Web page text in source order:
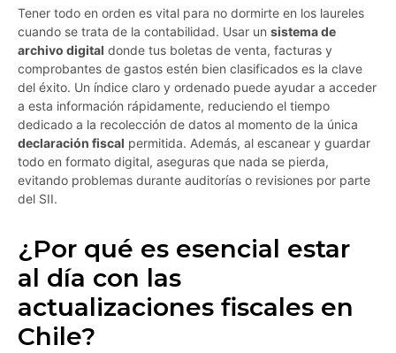
Tener todo en orden es vital para no dormirte en los laureles
cuando se trata de la contabilidad. Usar un sistema de
archivo digital donde tus boletas de venta, facturas y
comprobantes de gastos estén bien clasificados es la clave
del éxito. Un índice claro y ordenado puede ayudar a acceder
a esta información rápidamente, reduciendo el tiempo
dedicado a la recolección de datos al momento de la única
declaración fiscal permitida. Además, al escanear y guardar
todo en formato digital, aseguras que nada se pierda,
evitando problemas durante auditorías o revisiones por parte
del SII.
¿Por qué es esencial estar
al día con las
actualizaciones fiscales en
Chile?